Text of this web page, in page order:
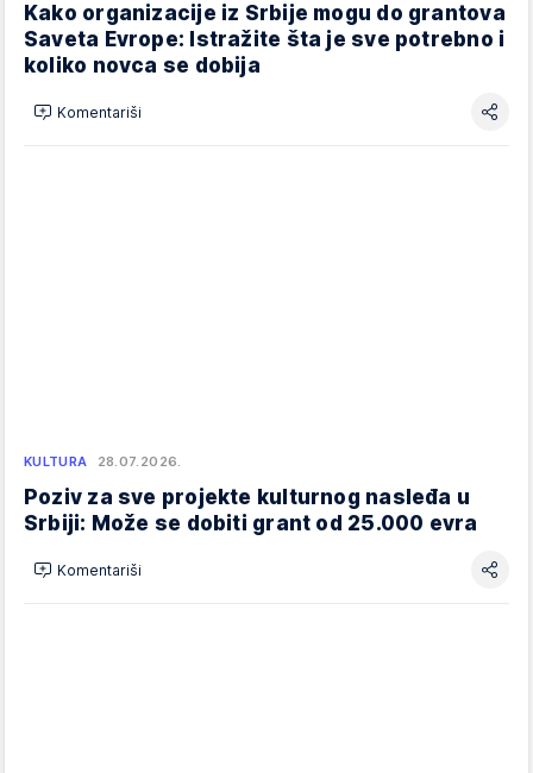
Kako organizacije iz Srbije mogu do grantova
Saveta Evrope: Istražite šta je sve potrebno i
koliko novca se dobija
Komentariši
KULTURA 28.07.2026.
Poziv za sve projekte kulturnog nasleđa u
Srbiji: Može se dobiti grant od 25.000 evra
Komentariši